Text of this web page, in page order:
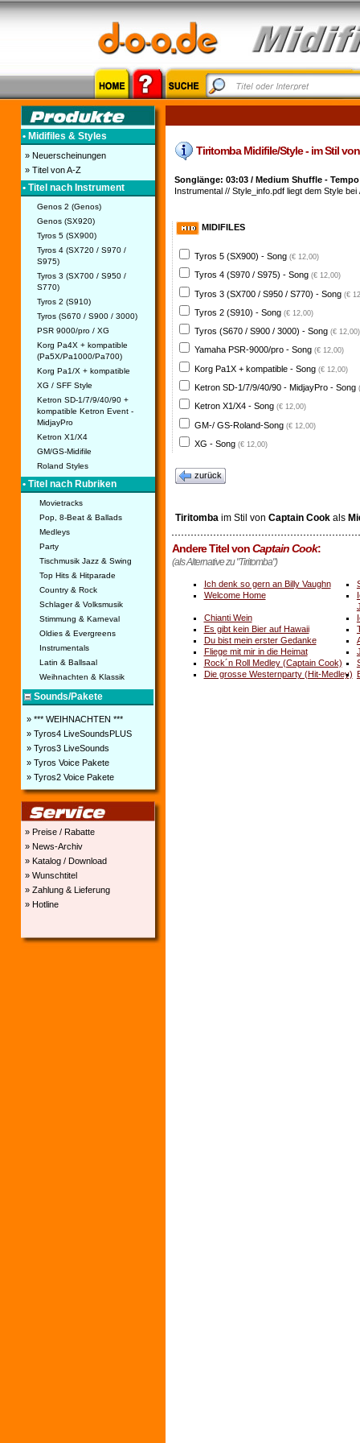
• Midifiles & Styles
» Neuerscheinungen
» Titel von A-Z
• Titel nach Instrument
Genos 2 (Genos)
Genos (SX920)
Tyros 5 (SX900)
Tyros 4 (SX720 / S970 /
S975)
Tyros 3 (SX700 / S950 /
S770)
Tyros 2 (S910)
Tyros (S670 / S900 / 3000)
PSR 9000/pro / XG
Korg Pa4X + kompatible
(Pa5X/Pa1000/Pa700)
Korg Pa1/X + kompatible
XG / SFF Style
Ketron SD-1/7/9/40/90 +
kompatible Ketron Event -
MidjayPro
Ketron X1/X4
GM/GS-Midifile
Roland Styles
• Titel nach Rubriken
Movietracks
Pop, 8-Beat & Ballads
Medleys
Party
Tischmusik Jazz & Swing
Top Hits & Hitparade
Country & Rock
Schlager & Volksmusik
Stimmung & Karneval
Oldies & Evergreens
Instrumentals
Latin & Ballsaal
Weihnachten & Klassik
Sounds/Pakete
» *** WEIHNACHTEN ***
» Tyros4 LiveSoundsPLUS
» Tyros3 LiveSounds
» Tyros Voice Pakete
» Tyros2 Voice Pakete
» Preise / Rabatte
» News-Archiv
» Katalog / Download
» Wunschtitel
» Zahlung & Lieferung
» Hotline
Tiritomba Midifile/Style - im Stil
Songlänge: 03:03 / Medium Shuffle - Tempo
Instrumental // Style_info.pdf liegt dem Style bei
MIDIFILES
Tyros 5 (SX900) - Song (€ 12,00)
Tyros 4 (S970 / S975) - Song (€ 12,00)
Tyros 3 (SX700 / S950 / S770) - Song (€
Tyros 2 (S910) - Song (€ 12,00)
Tyros (S670 / S900 / 3000) - Song (€ 12,00)
Yamaha PSR-9000/pro - Song (€ 12,00)
Korg Pa1X + kompatible - Song (€ 12,00)
Ketron SD-1/7/9/40/90 - MidjayPro - Song
Ketron X1/X4 - Song (€ 12,00)
GM-/ GS-Roland-Song (€ 12,00)
XG - Song (€ 12,00)
zurück
Tiritomba im Stil von Captain Cookals
Andere Titel vonCaptain Cook:
(als Alternative zu "Tiritomba")
Ich denk so gern an Billy Vaughn
Welcome Home
Chianti Wein
Es gibt kein Bier auf Hawaii
Du bist mein erster Gedanke
Fliege mit mir in die Heimat
Rock´n Roll Medley (Captain Cook)
Die grosse Westernparty (Hit-Medley)